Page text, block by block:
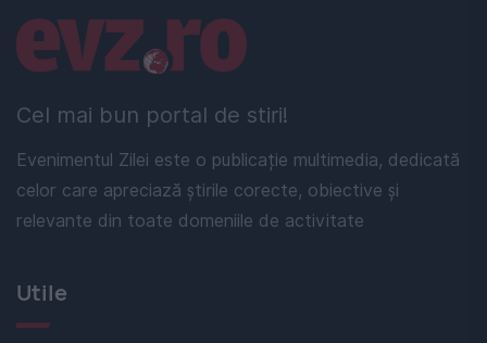
Cel mai bun portal de stiri!
Evenimentul Zilei este o publicație multimedia, dedicată
celor care apreciază știrile corecte, obiective și
relevante din toate domeniile de activitate
Linkuri utile
Utile